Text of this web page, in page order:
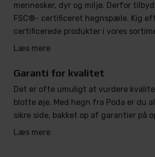
mennesker, dyr og miljø. Derfor
FSC®- certificeret hegnspæle. Kig
certificerede produkter i vores
Læs mere
Garanti for kvalitet
Det er ofte umuligt at vurdere
blotte øje. Med hegn fra Poda er du
sikre side, bakket op af garantier på
Læs mere